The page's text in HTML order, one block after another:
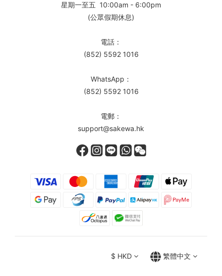
星期一至五 10:00am - 6:00pm
(公眾假期休息)
電話：
(852) 5592 1016
WhatsApp：
(852) 5592 1016
電郵：
support@sakewa.hk
$ HKD 繁體中文